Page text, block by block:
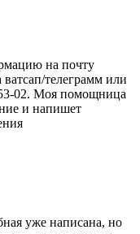
на почту
ватсап/телеграмм или
02. Моя помощница
и напишет
уже написана, но